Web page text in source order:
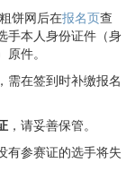
饼网后在报名页查
手本人身份证件（身
件。
需在签到时补缴报名
，请妥善保管。
有参赛证的选手将失